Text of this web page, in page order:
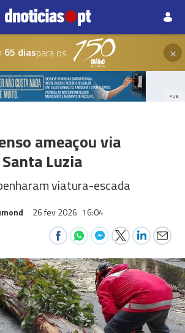
65 diaspara os ×
PUB
ameaçou via
Luzia
viatura-escada
26 fev 2026 16:04